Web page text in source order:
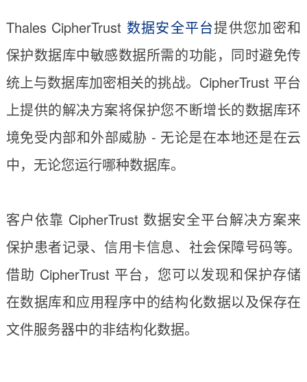
Thales CipherTrust 数据安全平台提供您加密和
保护数据库中敏感数据所需的功能，同时避免传
统上与数据库加密相关的挑战。CipherTrust 平台
上提供的解决方案将保护您不断增长的数据库环
境免受内部和外部威胁 - 无论是在本地还是在云
中，无论您运行哪种数据库。
客户依靠 CipherTrust 数据安全平台解决方案来
保护患者记录、信用卡信息、社会保障号码等。
借助 CipherTrust 平台，您可以发现和保护存储
在数据库和应用程序中的结构化数据以及保存在
文件服务器中的非结构化数据。